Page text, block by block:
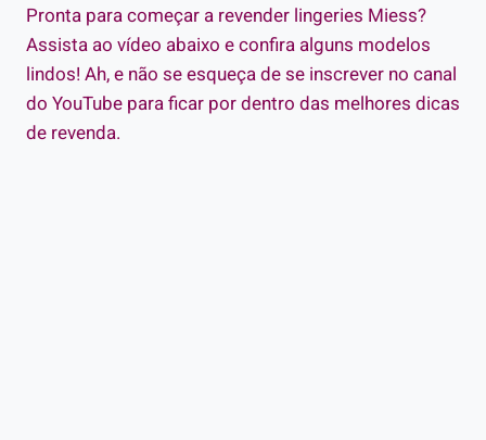
Pronta para começar a revender lingeries Miess?
Assista ao vídeo abaixo e confira alguns modelos
lindos! Ah, e não se esqueça de se inscrever no canal
do YouTube para ficar por dentro das melhores dicas
de revenda.